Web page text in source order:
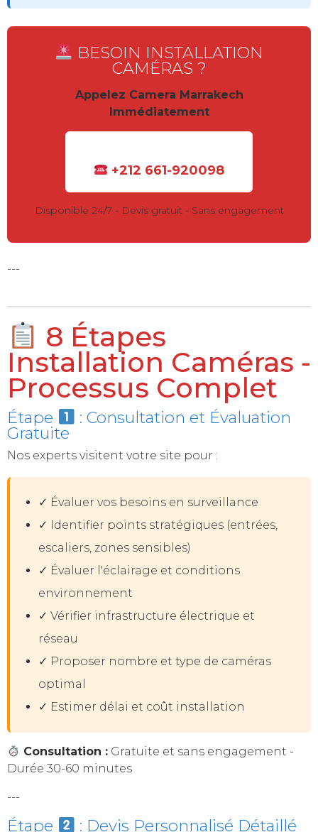
BESOIN INSTALLATION
CAMÉRAS ?
Appelez Camera Marrakech
Immédiatement
+212 661-920098
Disponible 24/7 - Devis gratuit - Sans engagement
---
8 Étapes
Installation Caméras -
Processus Complet
Étape : Consultation et Évaluation
Gratuite
Nos experts visitent votre site pour :
✓ Évaluer vos besoins en surveillance
✓ Identifier points stratégiques (entrées,
escaliers, zones sensibles)
✓ Évaluer l'éclairage et conditions
environnement
✓ Vérifier infrastructure électrique et
réseau
✓ Proposer nombre et type de caméras
optimal
✓ Estimer délai et coût installation
Consultation : Gratuite et sans engagement -
Durée 30-60 minutes
---
Étape : Devis Personnalisé Détaillé